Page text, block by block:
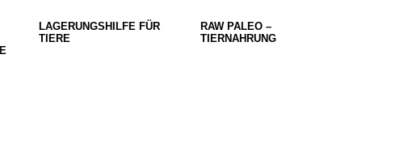
LAGERUNGSHILFE FÜR
TIERE
RAW PALEO –
TIERNAHRUNG